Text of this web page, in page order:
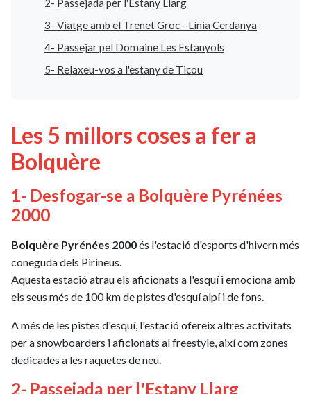
2- Passejada per l'Estany Llarg
3- Viatge amb el Trenet Groc - Línia Cerdanya
4- Passejar pel Domaine Les Estanyols
5- Relaxeu-vos a l'estany de Ticou
Les 5 millors coses a fer a
Bolquère
1- Desfogar-se a Bolquère Pyrénées
2000
Bolquère Pyrénées 2000és l'estació d'esports d'hivern més
coneguda dels Pirineus.
Aquesta estació atrau els aficionats a l'esquí i emociona amb
els seus més de 100 km de pistes d'esquí alpí i de fons.
A més de les pistes d'esquí, l'estació ofereix altres activitats
per a snowboarders i aficionats al freestyle, així com zones
dedicades a les raquetes de neu.
2- Passejada per l'Estany Llarg